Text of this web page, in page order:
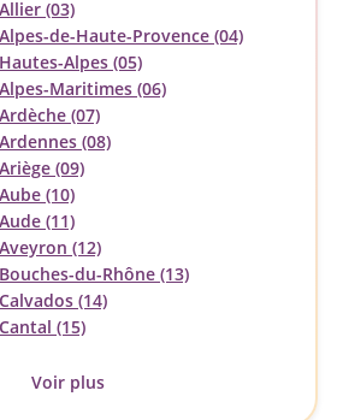
(03)
de-Haute-Provence (04)
Alpes (05)
Maritimes (06)
(07)
(08)
(09)
(10)
(11)
(12)
du-Rhône (13)
(14)
(15)
Voir plus